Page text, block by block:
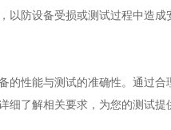
以防设备受损或测试过程中造
的性能与测试的准确性。通过
了解相关要求，为您的测试提